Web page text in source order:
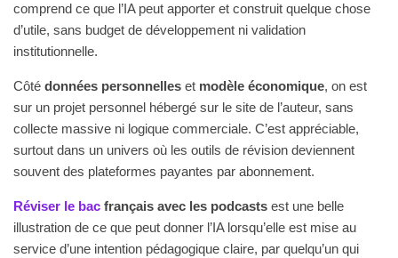
comprend ce que l’IA peut apporter et construit quelque chose
d’utile, sans budget de développement ni validation
institutionnelle.
Côté données personnelles et modèle économique, on est
sur un projet personnel hébergé sur le site de l’auteur, sans
collecte massive ni logique commerciale. C’est appréciable,
surtout dans un univers où les outils de révision deviennent
souvent des plateformes payantes par abonnement.
Réviser le bac français avec les podcasts est une belle
illustration de ce que peut donner l’IA lorsqu’elle est mise au
service d’une intention pédagogique claire, par quelqu’un qui